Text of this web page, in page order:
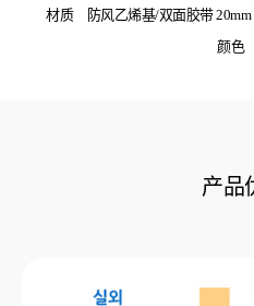
材质
防风乙烯基/双面胶带
颜色
产品